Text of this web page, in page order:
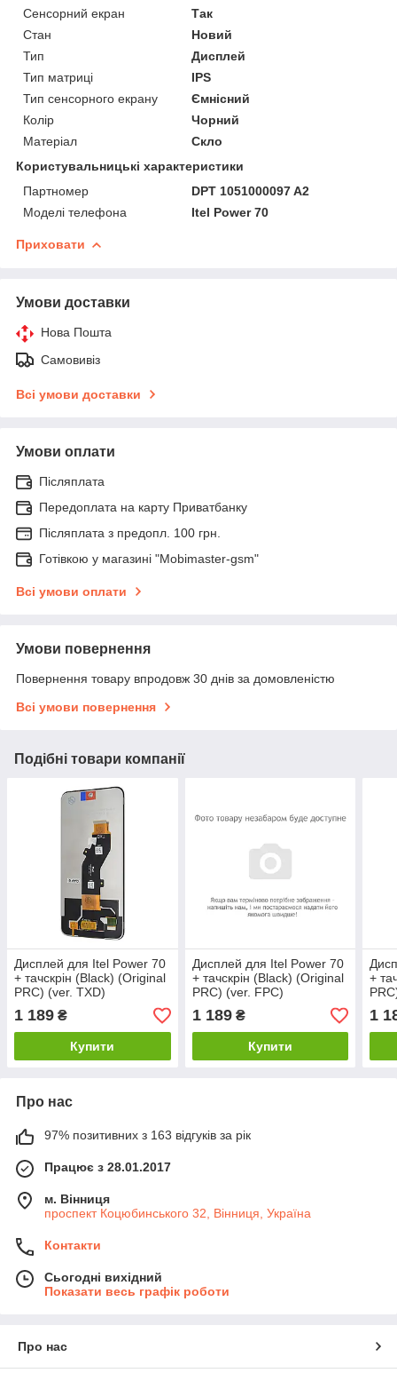
Сенсорний екран
Так
Стан
Новий
Тип
Дисплей
Тип матриці
IPS
Тип сенсорного екрану
Ємнісний
Колір
Чорний
Матеріал
Скло
Користувальницькі характеристики
Партномер
DPT 1051000097 A2
Моделі телефона
Itel Power 70
Приховати
Умови доставки
Нова Пошта
Самовивіз
Всі умови доставки
Умови оплати
Післяплата
Передоплата на карту Приватбанку
Післяплата з предопл. 100 грн.
Готівкою у магазині "Mobimaster-gsm"
Всі умови оплати
Умови повернення
Повернення товару впродовж 30 днів за домовленістю
Всі умови повернення
Подібні товари компанії
Дисплей для Itel Power 70
+ тачскрін (Black) (Original
PRC) (ver. TXD)
1 189 ₴
Купити
Дисплей для Itel Power 70
+ тачскрін (Black) (Original
PRC) (ver. FPC)
1 189₴
Купити
+
1
Про нас
97% позитивних з 163 відгуків за рік
Працює з 28.01.2017
м. Вінниця
проспект Коцюбинського 32, Вінниця, Україна
Контакти
Сьогодні вихідний
Показати весь графік роботи
Про нас